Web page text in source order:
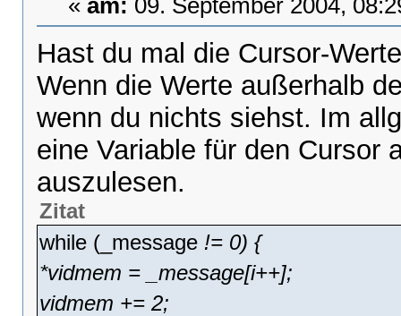
Hast du mal die Cursor-
Wenn die Werte außerhalb
wenn du nichts siehst. Im
eine Variable für den Cursor
auszulesen.
Zitat
while (_message!= 0) {
*vidmem = _message[i++];
vidmem += 2;